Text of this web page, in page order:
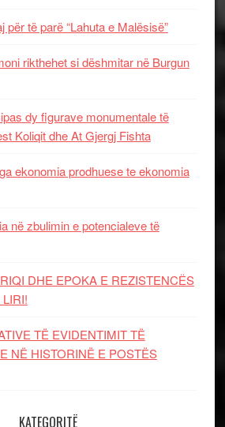
për të parë “Lahuta e Malësisë”
rikthehet si dëshmitar në Burgun
dy figurave monumentale të
Koliqit dhe At Gjergj Fishta
ekonomia prodhuese te ekonomia
në zbulimin e potencialeve të
DHE EPOKA E REZISTENCЁS
TË EVIDENTIMIT TË
NË HISTORINË E POSTËS
KATEGORITË